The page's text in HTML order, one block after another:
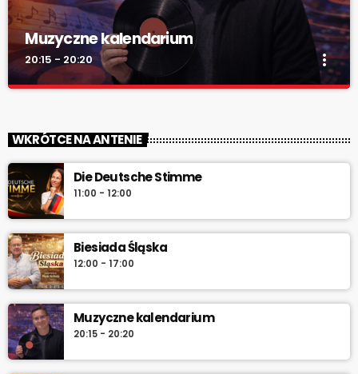
Muzyczne kalendarium
20:15 - 20:20 more_vert
muzyki. Rocznice, premiery, anegdoty i najlepsze brzmienia –
pon.–sob. 7:45 i 12:45, w niedzielę 7:45 + dłuższa wersja po
10:00. Włącz i sprawdź „co dziś gra historia”.
WKRÓTCE NA ANTENIE
Die Deutsche Stimme
11:00 - 12:00
Biesiada Śląska
12:00 - 17:00
Muzyczne kalendarium
20:15 - 20:20